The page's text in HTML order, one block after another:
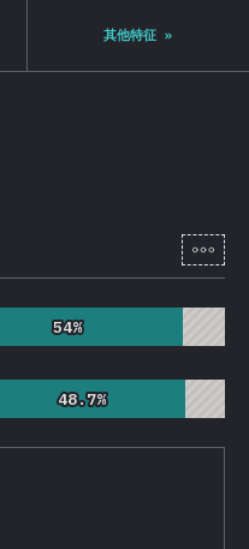
其他特征 »
[zh-
54%
54%
48.7%
48.7%